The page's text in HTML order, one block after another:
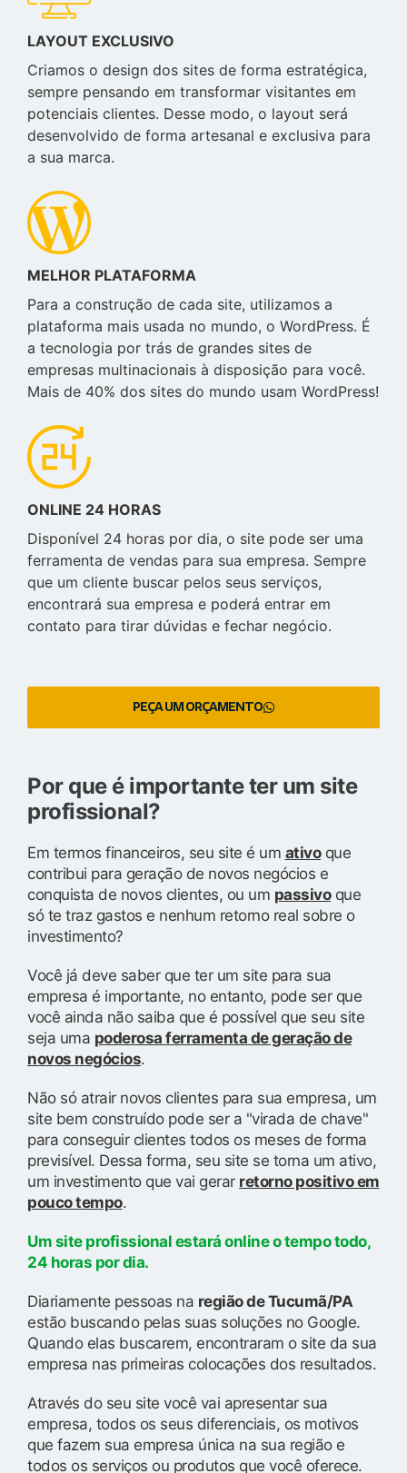
LAYOUT EXCLUSIVO
Criamos o design dos sites de forma estratégica,
sempre pensando em transformar visitantes em
potenciais clientes. Desse modo, o layout será
desenvolvido de forma artesanal e exclusiva para
a sua marca.
MELHOR PLATAFORMA
Para a construção de cada site, utilizamos a
plataforma mais usada no mundo, o WordPress. É
a tecnologia por trás de grandes sites de
empresas multinacionais à disposição para você.
Mais de 40% dos sites do mundo usam WordPress!
ONLINE 24 HORAS
Disponível 24 horas por dia, o site pode ser uma
ferramenta de vendas para sua empresa. Sempre
que um cliente buscar pelos seus serviços,
encontrará sua empresa e poderá entrar em
contato para tirar dúvidas e fechar negócio.
PEÇA UM ORÇAMENTO
Por que é importante ter um site
profissional?
Em termos financeiros, seu site é um ativoque
contribui para geração de novos negócios e
conquista de novos clientes, ou um passivoque
só te traz gastos e nenhum retorno real sobre o
investimento?
Você já deve saber que ter um site para sua
empresa é importante, no entanto, pode ser que
você ainda não saiba que é possível que seu site
seja uma poderosa ferramenta de geração de
novos negócios.
Não só atrair novos clientes para sua empresa, um
site bem construído pode ser a "virada de chave"
para conseguir clientes todos os meses de forma
previsível. Dessa forma, seu site se torna um ativo,
um investimento que vai gerar retorno positivo em
pouco tempo.
Um site profissional estará online o tempo todo,
24 horas por dia.
Diariamente pessoas na região de Tucumã/PA
estão buscando pelas suas soluções no Google.
Quando elas buscarem, encontraram o site da sua
empresa nas primeiras colocações dos resultados.
Através do seu site você vai apresentar sua
empresa, todos os seus diferenciais, os motivos
que fazem sua empresa única na sua região e
todos os serviços ou produtos que você oferece.